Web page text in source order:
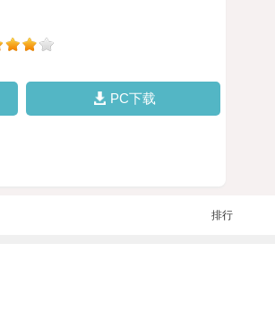
PC下载
排行